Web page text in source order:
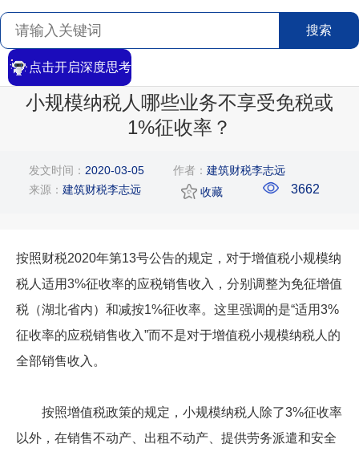
搜索
点击开启深度思考
首页 > 搜索 > 文章详情
小规模纳税人哪些业务不享受免税或
1%征收率？
发文时间： 2020-03-05 作者： 建筑财税李志远
来源： 建筑财税李志远 收藏 3662
按照财税2020年第13号公告的规定，对于增值税小规模纳
税人适用3%征收率的应税销售收入，分别调整为免征增值
税（湖北省内）和减按1%征收率。这里强调的是“适用3%
征收率的应税销售收入”而不是对于增值税小规模纳税人的
全部销售收入。
按照增值税政策的规定，小规模纳税人除了3%征收率
以外，在销售不动产、出租不动产、提供劳务派遣和安全